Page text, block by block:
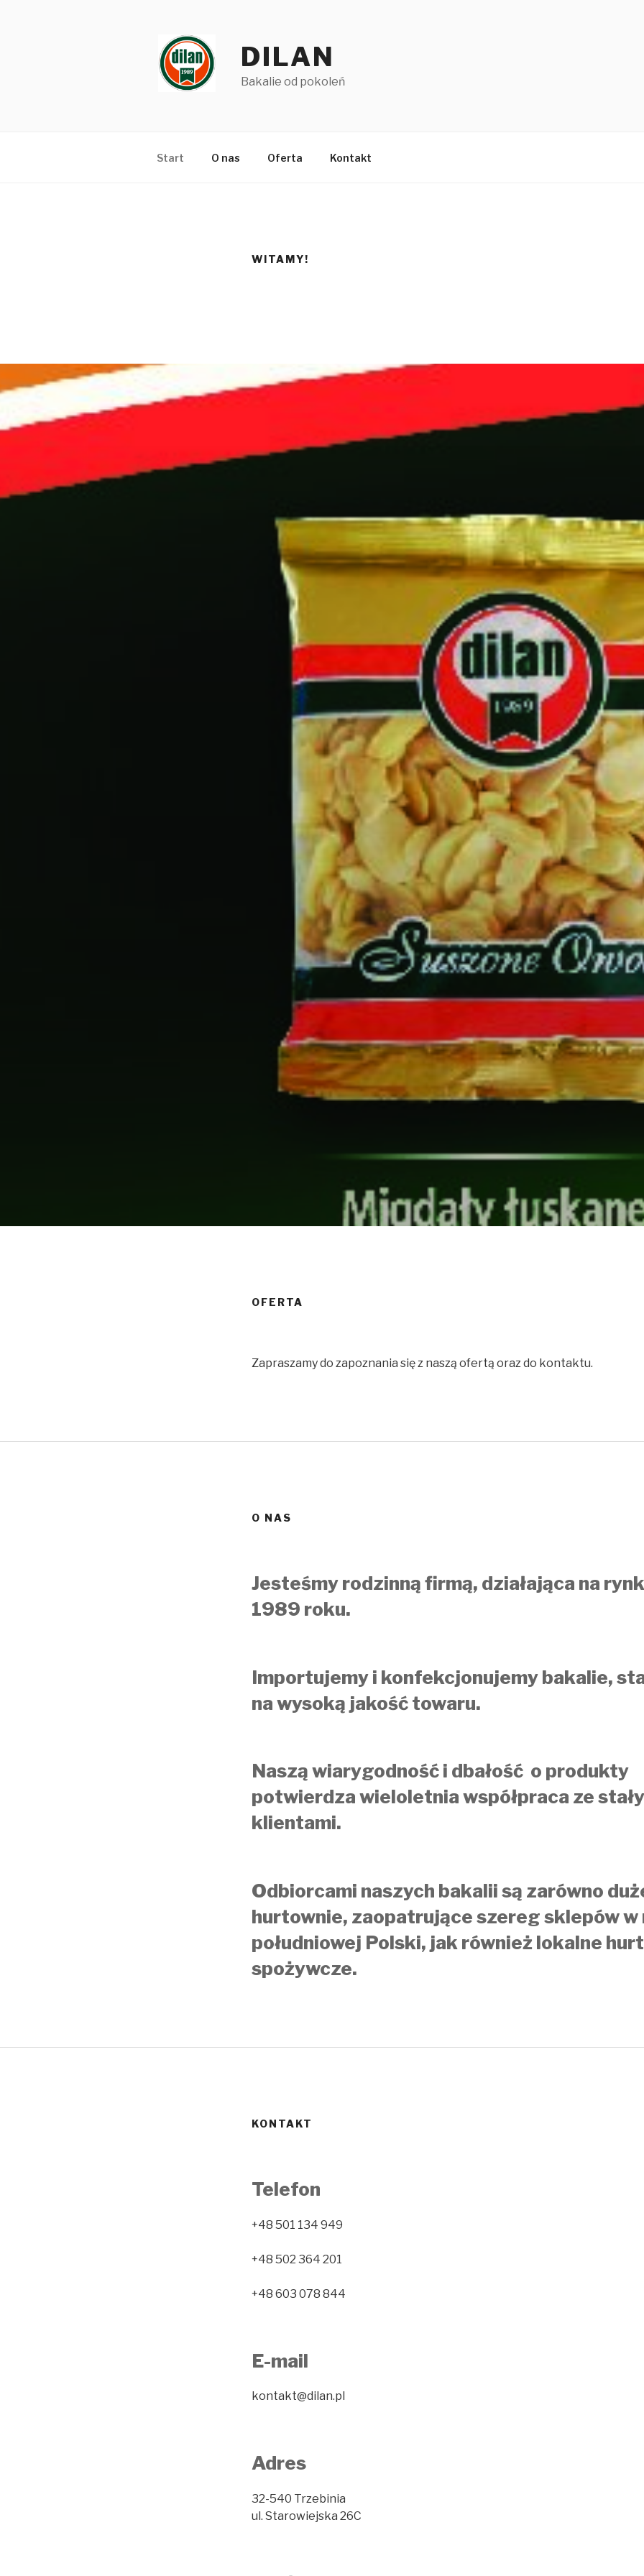
DILAN
Bakalie od pokoleń
Start O nas Oferta Kontakt
WITAMY!
OFERTA
Zapraszamy do zapoznania się z naszą ofertą oraz do kontaktu.
O NAS
Jesteśmy rodzinną firmą, działająca na
1989 roku.
Importujemy i konfekcjonujemy bakalie,
na wysoką jakość towaru.
Naszą wiarygodność i dbałość o produkty
potwierdza wieloletnia współpraca ze
klientami.
Odbiorcami naszych bakalii są zarówno
hurtownie, zaopatrujące szereg sklepów w
południowej Polski, jak również lokalne
spożywcze.
KONTAKT
Telefon
+48 501 134 949
+48 502 364 201
+48 603 078 844
E-mail
kontakt@dilan.pl
Adres
32-540 Trzebinia
ul. Starowiejska 26C